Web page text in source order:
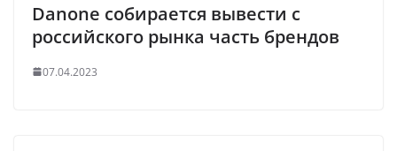
Danone собирается вывести с
российского рынка часть брендов
07.04.2023